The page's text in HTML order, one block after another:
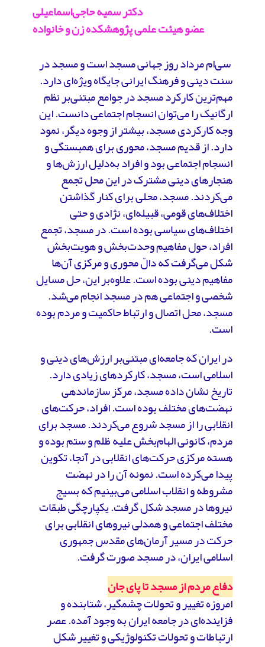
دکتر سمیه حاجی‌اسماعیلی
عضو هیئت علمی پژوهشکده زن و خانواده
سی‌ام مرداد روز جهانی مسجد است و مسجد در
سنت دینی و فرهنگ ایرانی جایگاه ویژه‌ای دارد.
مهم‌ترین کارکرد مسجد در جوامع مبتنی‌بر نظم
ارگانیک را می‌توان انسجام اجتماعی دانست. این
وجه کارکردی مسجد، بیشتر از وجوه دیگر، نمود
دارد. از قدیم مسجد، محوری برای همبستگی و
انسجام اجتماعی بود و افراد به‌دلیل ارزش‌ها و
هنجارهای دینی مشترک در این محل تجمع
می‌کردند. مسجد، محلی برای کنار گذاشتن
اختلاف‌های قومی، قبیله‌ای، نژادی و حتی
اختلاف‌های سیاسی بوده است. در مسجد، تجمع
افراد، حول مفاهیم وحدت‌بخش و هویت‌بخش
شکل می‌گرفت که دالّ محوری و مرکزی آن‌ها
مفاهیم دینی بوده است. علاوه‌بر این، حل مسایل
شخصی و اجتماعی هم در مسجد انجام می‌شد.
مسجد، محل اتصال و ارتباط حاکمیت و مردم بوده
است.
در ایران که جامعه‌ای مبتنی‌بر ارزش‌های دینی و
اسلامی است، مسجد، کارکردهای زیادی دارد.
تاریخ نشان داده مسجد، مرکز سازماندهی
نهضت‌های مختلف بوده است. افراد، حرکت‌های
انقلابی را از مسجد شروع می‌کردند. مسجد برای
مردم، کانونی الهام‌بخش علیه ظلم و ستم بوده و
هسته مرکزی حرکت‌های انقلابی در آنجا، تکوین
پیدا می‌کرده است. نمونه آن را در نهضت
مشروطه و انقلاب اسلامی می‌بینیم که بسیج
نیروها در مسجد شکل ‌گرفت. یکپارچگی طبقات
مختلف اجتماعی و همدلی نیروهای انقلابی برای
حرکت در مسیر آرمان‌های مقدس جمهوری
اسلامی ایران، در مسجد صورت ‌گرفت.
دفاع مردم از مسجد تا پای جان
امروزه تغییر و تحولات چشمگیر، شتابنده و
فزاینده‌ای در جامعه ایران به وجود آمده. عصر
ارتباطات و تحولات تکنولوژیکی و تغییر شکل